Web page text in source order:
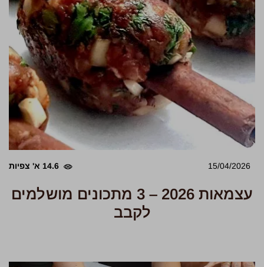
15/04/2026 14.6 א' צפיות
עצמאות 2026 – 3 מתכונים מושלמים
לקבב